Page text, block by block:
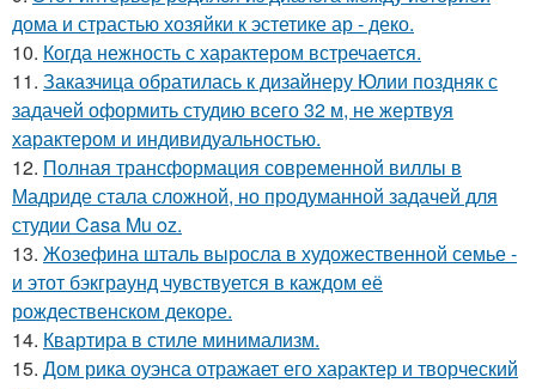
дома и страстью хозяйки к эстетике ар - деко.
10. Когда нежность с характером встречается.
11. Заказчица обратилась к дизайнеру Юлии поздняк с
задачей оформить студию всего 32 м, не жертвуя
характером и индивидуальностью.
12. Полная трансформация современной виллы в
Мадриде стала сложной, но продуманной задачей для
студии Casa Mu oz.
13. Жозефина шталь выросла в художественной семье -
и этот бэкграунд чувствуется в каждом её
рождественском декоре.
14. Квартира в стиле минимализм.
15. Дом рика оуэнса отражает его характер и творческий